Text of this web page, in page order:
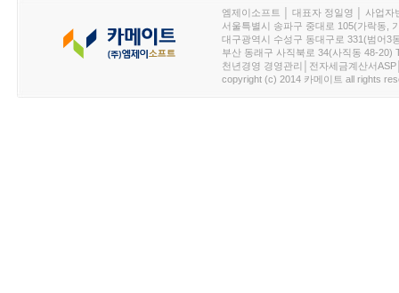
엠제이소프트 │ 대표자 정일영 │ 사업
서울특별시 송파구 중대로 105(가락동,
대구광역시 수성구 동대구로 331(범어3
부산 동래구 사직북로 34(사직동 48-20)
천년경영 경영관리│전자세금계산서
copyright (c) 2014 카메이트 all rights